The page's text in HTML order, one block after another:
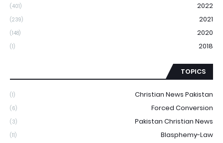
2022
(401)
2021
(239)
2020
(148)
2018
(1)
TOPICS
Christian News Pakistan
(1)
Forced Conversion
(6)
Pakistan Christian News
(3)
Blasphemy-Law
(11)